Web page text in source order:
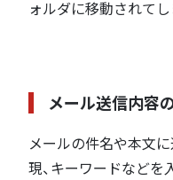
ォルダに移動されてし
メール送信内容
メールの件名や本文
現、キーワードなどを